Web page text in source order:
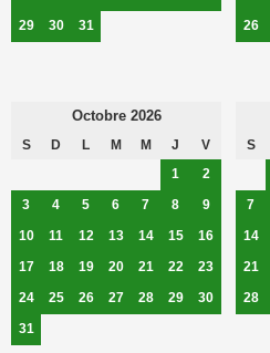
29
30 31
26
Octobre 2026
S D L M M J
V
1
2
3
4 5 6 7 8
9
10
11 12 13 14 15
16
17
18 19 20 21 22
23
24
25 26 27 28 29
30
31
S
7
14
21
28